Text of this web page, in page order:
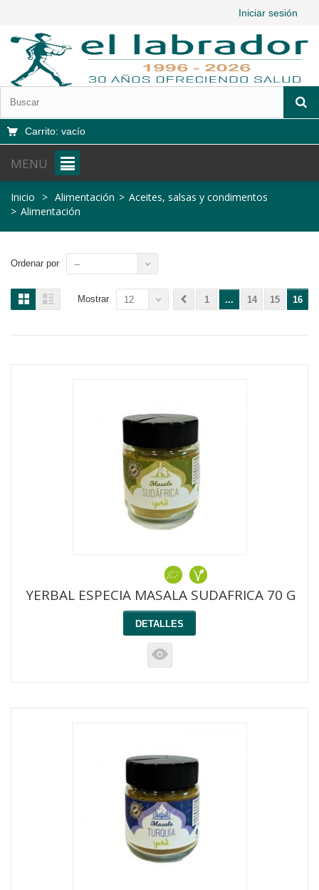
Iniciar sesión
Carrito: vacío
MENU
Inicio > Alimentación > Aceites, salsas y condimentos
> Alimentación
Ordenar por --
Mostrar 12 1 ... 14 15 16
YERBAL ESPECIA MASALA SUDAFRICA 70 G
DETALLES
K